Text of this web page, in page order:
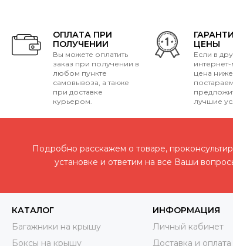
ОПЛАТА ПРИ
ПОЛУЧЕНИИ
Вы можете оплатить
заказ при получении в
любом пункте
самовывоза, а также
при доставке
курьером.
ЦЕНЫ
Если в
цена
лучшие
Подробно расскажем о товаре,
установке и ответим на все Ваши
КАТАЛОГ
Багажники на крышу
Боксы на крышу
ИНФОРМАЦИЯ
Личный кабинет
Доставка и оплата